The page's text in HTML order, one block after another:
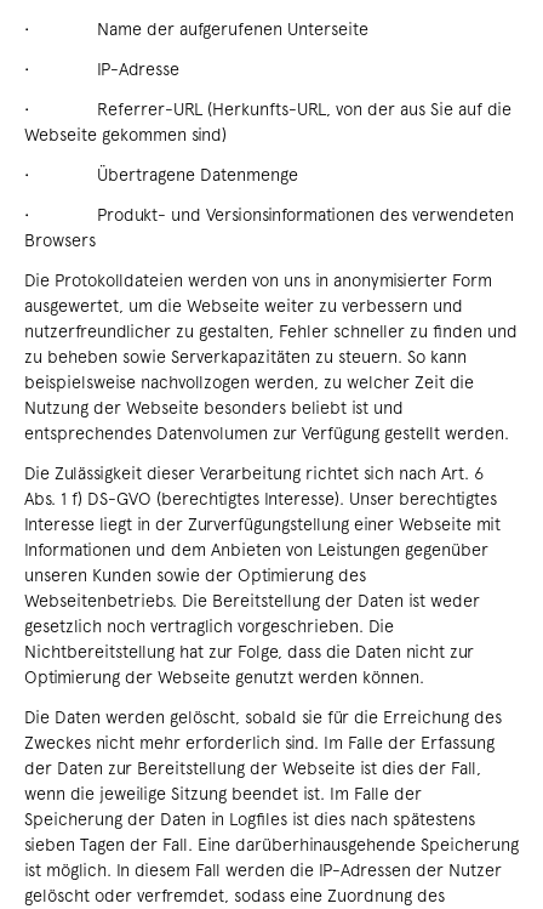
• Name der aufgerufenen Unterseite
• IP-Adresse
• Referrer-URL (Herkunfts-URL, von der aus Sie auf die
Webseite gekommen sind)
• Übertragene Datenmenge
• Produkt- und Versionsinformationen des verwendeten
Browsers
Die Protokolldateien werden von uns in anonymisierter Form
ausgewertet, um die Webseite weiter zu verbessern und
nutzerfreundlicher zu gestalten, Fehler schneller zu finden und
zu beheben sowie Serverkapazitäten zu steuern. So kann
beispielsweise nachvollzogen werden, zu welcher Zeit die
Nutzung der Webseite besonders beliebt ist und
entsprechendes Datenvolumen zur Verfügung gestellt werden.
Die Zulässigkeit dieser Verarbeitung richtet sich nach Art. 6
Abs. 1 f) DS-GVO (berechtigtes Interesse). Unser berechtigtes
Interesse liegt in der Zurverfügungstellung einer Webseite mit
Informationen und dem Anbieten von Leistungen gegenüber
unseren Kunden sowie der Optimierung des
Webseitenbetriebs. Die Bereitstellung der Daten ist weder
gesetzlich noch vertraglich vorgeschrieben. Die
Nichtbereitstellung hat zur Folge, dass die Daten nicht zur
Optimierung der Webseite genutzt werden können.
Die Daten werden gelöscht, sobald sie für die Erreichung des
Zweckes nicht mehr erforderlich sind. Im Falle der Erfassung
der Daten zur Bereitstellung der Webseite ist dies der Fall,
wenn die jeweilige Sitzung beendet ist. Im Falle der
Speicherung der Daten in Logfiles ist dies nach spätestens
sieben Tagen der Fall. Eine darüberhinausgehende Speicherung
ist möglich. In diesem Fall werden die IP-Adressen der Nutzer
gelöscht oder verfremdet, sodass eine Zuordnung des